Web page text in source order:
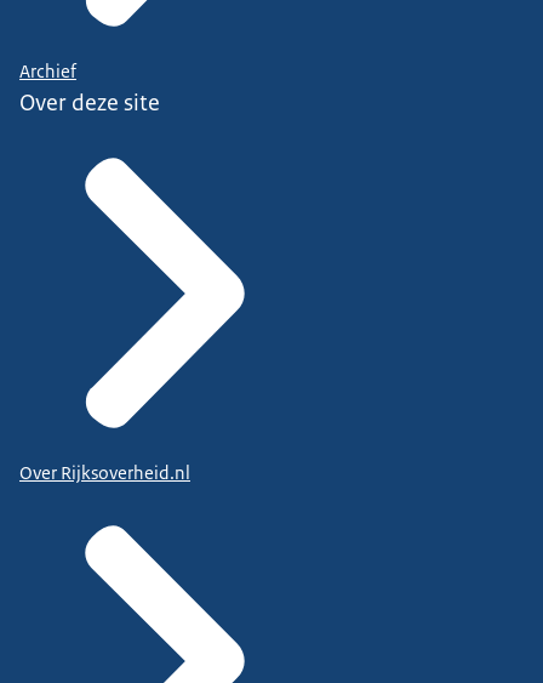
Archief
Over deze site
Over Rijksoverheid.nl